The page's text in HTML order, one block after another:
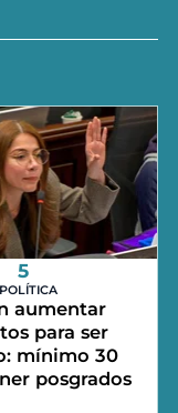
5
POLÍTICA
aumentar
para ser
mínimo 30
posgrados